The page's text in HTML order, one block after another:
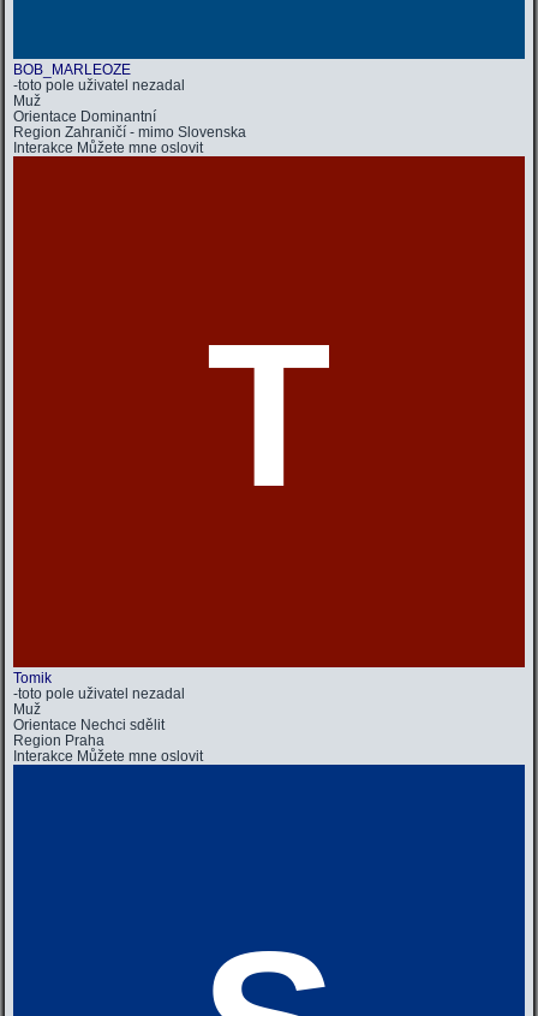
BOB_MARLEOZE
-toto pole uživatel nezadal
Muž
Orientace Dominantní
Region Zahraničí - mimo Slovenska
Interakce Můžete mne oslovit
T
Tomik
-toto pole uživatel nezadal
Muž
Orientace Nechci sdělit
Region Praha
Interakce Můžete mne oslovit